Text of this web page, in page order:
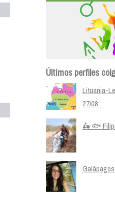
Últimos perfiles
Lituania-
27/08...
🛵 🐟